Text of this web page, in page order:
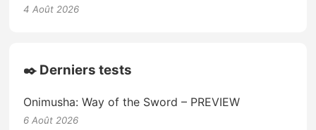
4 Août 2026
✒️ Derniers tests
Onimusha: Way of the Sword – PREVIEW
6 Août 2026